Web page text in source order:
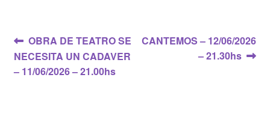
Navegación
de
Anterior:
OBRA DE TEATRO SE
NECESITA UN CADAVER
– 11/06/2026 – 21.00hs
Siguiente:
CANTEMOS – 12/06/2026
– 21.30hs